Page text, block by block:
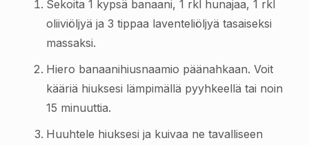
Sekoita 1 kypsä banaani, 1 rkl hunajaa, 1 rkl
oliiviöljyä ja 3 tippaa laventeliöljyä tasaiseksi
massaksi.
Hiero banaanihiusnaamio päänahkaan. Voit
kääriä hiuksesi lämpimällä pyyhkeellä tai noin
15 minuuttia.
Huuhtele hiuksesi ja kuivaa ne tavalliseen